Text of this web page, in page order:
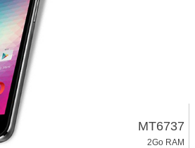
MT6737
2Go RAM